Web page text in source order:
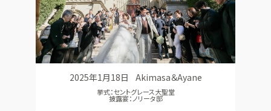
FAIR CAMPAIGN
フェアキャンペーンのご案内
WEDDING REPORT
体験者レポート
PHOTO GALLERY
フォトギャラリー
PLAN
プラン
CEREMONY PARTY
披露宴会場
2025年1月18日 Akimasa＆Ayane
挙式：セントグレース大聖堂
披露宴：ノリータ邸